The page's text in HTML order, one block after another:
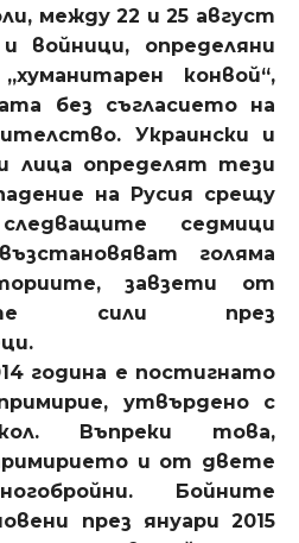
между 22 и 25 август
войници, определяни
конвой“,
без съгласието на
Украински и
лица определят тези
на Русия срещу
седмици
голяма
завзети от
сили през
година е постигнато
утвърдено с
Въпреки това,
и от двете
Бойните
през януари 2015